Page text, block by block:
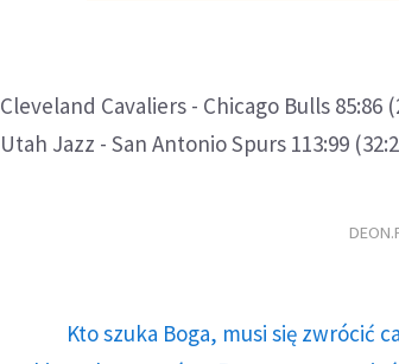
Cleveland Cavaliers - Chicago Bulls 85:86
Utah Jazz - San Antonio Spurs 113:99
Kto szuka Boga, musi się zwrócić